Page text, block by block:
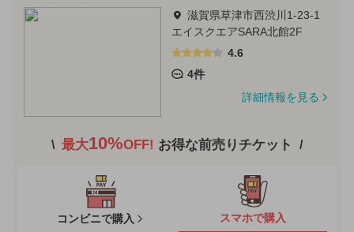
滋賀県草津市西渋川1-23-1
エイスクエアSARA北館2F
4.6
4件
詳細情報を見る
最大10%OFF! お得な前売りチケット
コンビニで購入 スマホで購入